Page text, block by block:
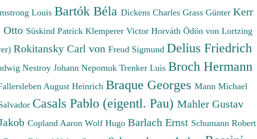
Louis Bartók Béla Dickens Charles Grass Günter Kerr
Otto Süskind Patrick Klemperer Victor Horváth Ödön von Lortzing
Rokitansky Carl von Freud Sigmund Delius Friedrich
Nestroy Johann Nepomuk Trenker Luis Broch Hermann
August Heinrich Braque Georges Mann Michael
Casals Pablo (eigentl. Pau) Mahler Gustav
Copland Aaron Wolf Hugo Barlach Ernst Schumann Robert